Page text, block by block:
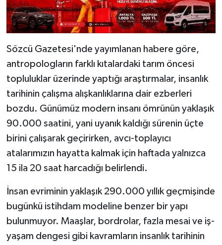
Sözcü Gazetesi'nde yayımlanan habere göre,
antropologların farklı kıtalardaki tarım öncesi
topluluklar üzerinde yaptığı araştırmalar, insanlık
tarihinin çalışma alışkanlıklarına dair ezberleri
bozdu. Günümüz modern insanı ömrünün yaklaşık
90.000 saatini, yani uyanık kaldığı sürenin üçte
birini çalışarak geçirirken, avcı-toplayıcı
atalarımızın hayatta kalmak için haftada yalnızca
15 ila 20 saat harcadığı belirlendi.
İnsan evriminin yaklaşık 290.000 yıllık geçmişinde
bugünkü istihdam modeline benzer bir yapı
bulunmuyor. Maaşlar, bordrolar, fazla mesai ve iş-
yaşam dengesi gibi kavramların insanlık tarihinin